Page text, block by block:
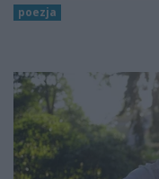
poezja